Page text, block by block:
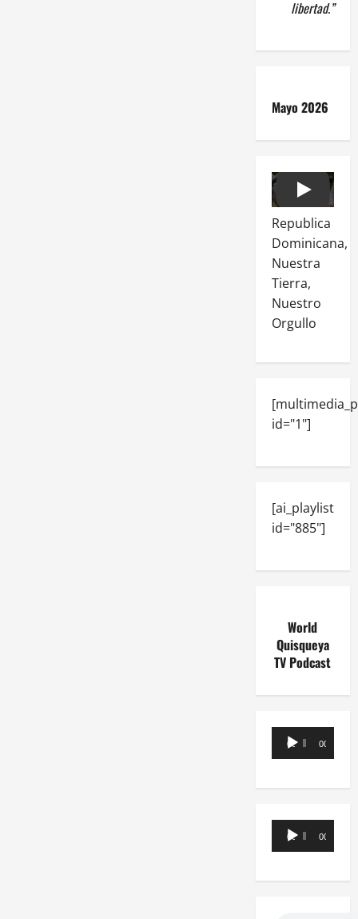
libertad.”
Mayo 2026
Play
Republica
Dominicana,
Nuestra
Tierra,
Nuestro
Orgullo
id="1"]
[ai_playlist
id="885"]
World
Quisqueya
TV Podcast
Reproductor
de
00:00 00:00
Reproductor
de
00:00 00:00